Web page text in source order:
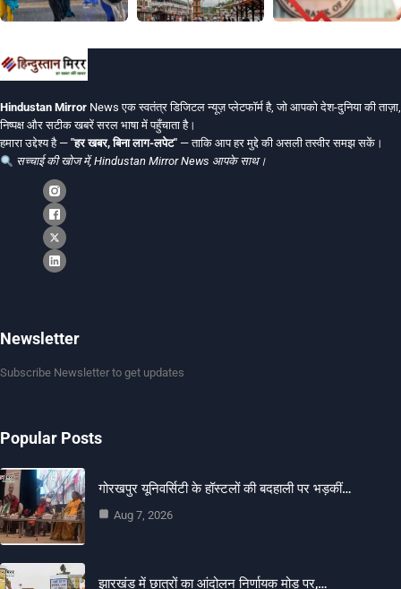
Hindustan Mirror News एक स्वतंत्र डिजिटल न्यूज़ प्लेटफॉर्म है, जो आपको देश-दुनिया की ताज़ा,
निष्पक्ष और सटीक खबरें सरल भाषा में पहुँचाता है।
हमारा उद्देश्य है — "हर खबर, बिना लाग-लपेट" — ताकि आप हर मुद्दे की असली तस्वीर समझ सकें।
सच्चाई की खोज में, Hindustan Mirror News आपके साथ।
Newsletter
Subscribe Newsletter to get updates
Popular Posts
गोरखपुर यूनिवर्सिटी के हॉस्टलों की बदहाली पर भड़कीं…
Aug 7, 2026
झारखंड में छात्रों का आंदोलन निर्णायक मोड़ पर,…